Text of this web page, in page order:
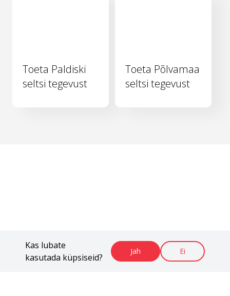
Kas lubate
kasutada küpsiseid?
Jah Ei
Toeta Paldiski
seltsi tegevust
Toeta Põlvamaa
seltsi tegevust